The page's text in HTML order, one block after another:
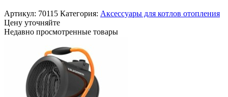
Артикул: 70115 Категория: Аксессуары для котлов отопления
Цену уточняйте
Недавно просмотренные товары